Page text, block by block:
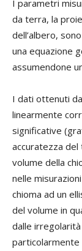
I parametri
da terra, la
dell’albero,
una equazione
assumendone
I dati ottenuti
linearmente
significative
accuratezza
volume della
nelle
chioma ad un
del volume in
dalle
particolarmente